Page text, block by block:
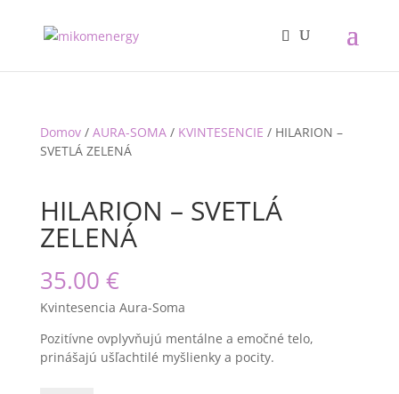
Domov/ AURA-SOMA/ KVINTESENCIE / HILARION –
SVETLÁ ZELENÁ
HILARION – SVETLÁ
ZELENÁ
35.00 €
Kvintesencia Aura-Soma
Pozitívne ovplyvňujú mentálne a emočné telo,
prinášajú ušľachtilé myšlienky a pocity.